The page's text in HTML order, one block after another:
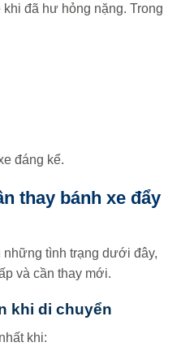
đã hư hỏng nặng. Trong
đáng kể.
thay bánh xe đẩy
những tình trạng dưới đây,
và cần thay mới.
khi di chuyển
khi: